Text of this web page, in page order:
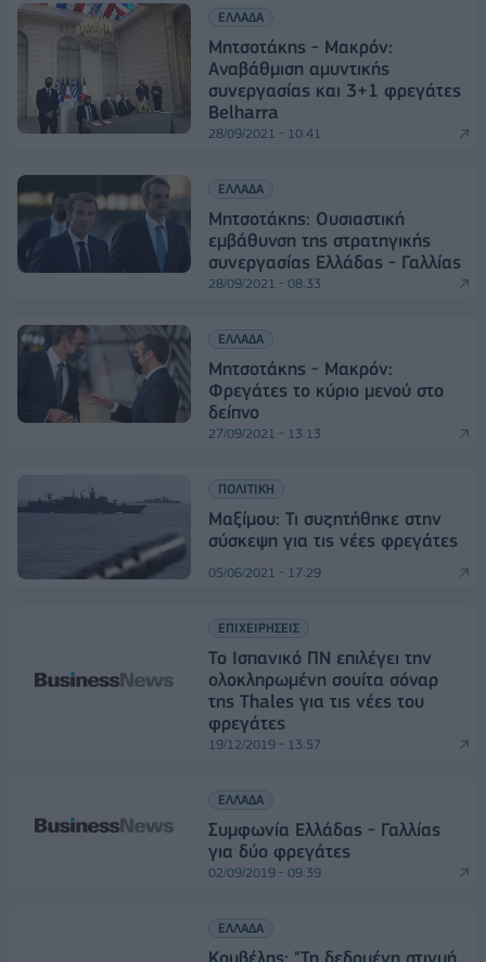
ΕΛΛΑΔΑ
Μητσοτάκης - Μακρόν:
Αναβάθμιση αμυντικής
συνεργασίας και 3+1 φρεγάτες
Belharra
28/09/2021 - 10:41
ΕΛΛΑΔΑ
Μητσοτάκης: Ουσιαστική
εμβάθυνση της στρατηγικής
συνεργασίας Ελλάδας - Γαλλίας
28/09/2021 - 08:33
ΕΛΛΑΔΑ
Μητσοτάκης - Μακρόν:
Φρεγάτες το κύριο μενού στο
δείπνο
27/09/2021 - 13:13
ΠΟΛΙΤΙΚΗ
Μαξίμου: Τι συζητήθηκε στην
σύσκεψη για τις νέες φρεγάτες
05/06/2021 - 17:29
ΕΠΙΧΕΙΡΗΣΕΙΣ
Το Ισπανικό ΠN επιλέγει την
ολοκληρωμένη σουίτα σόναρ
της Thales για τις νέες του
φρεγάτες
19/12/2019 - 13:57
ΕΛΛΑΔΑ
Συμφωνία Ελλάδας - Γαλλίας
για δύο φρεγάτες
02/09/2019 - 09:39
ΕΛΛΑΔΑ
Κουβέλης: "Τη δεδομένη στιγμή